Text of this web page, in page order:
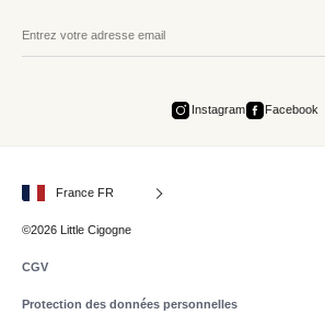
Instagram Facebook
France FR
©2026 Little Cigogne
CGV
Protection des données personnelles